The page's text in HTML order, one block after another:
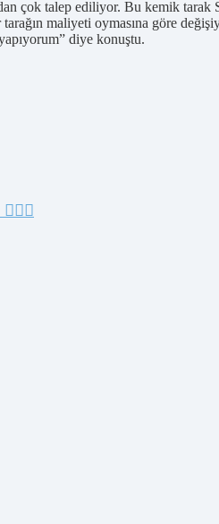
çok talep ediliyor. Bu kemik tarak
maliyeti oymasına göre
diye konuştu.